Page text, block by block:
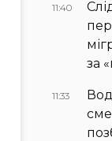
11:40
за
11:33